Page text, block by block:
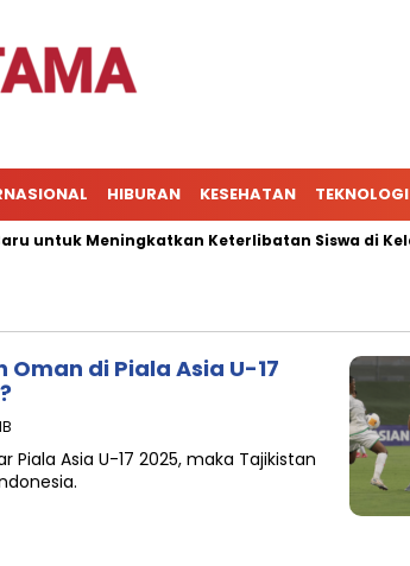
HIBURAN KESEHATAN TEKNOLOGI
Meningkatkan Keterlibatan Siswa di Kelas
di Piala Asia U-17
Piala Asia U-17 2025, maka Tajikistan